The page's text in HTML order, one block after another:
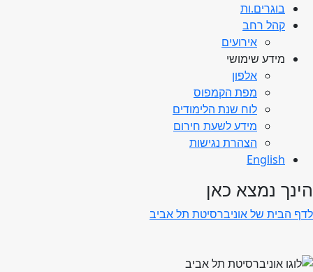
בוגרים.ות
קהל רחב
אירועים
מידע שימושי
אלפון
מפת הקמפוס
לוח שנת הלימודים
מידע לשעת חירום
הצהרת נגישות
English
הינך נמצא כאן
לדף הבית של אוניברסיטת תל אביב